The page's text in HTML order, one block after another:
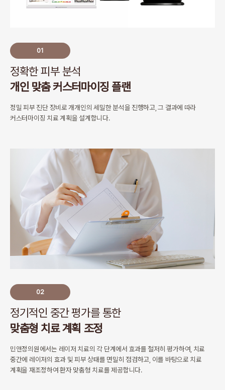
01
정확한 피부 분석
개인 맞춤 커스터마이징 플랜
정밀 피부 진단 장비로 개개인의 세밀한 분석을 진행하고,그 결과에 따라
커스터마이징 치료 계획을 설계합니다.
02
정기적인 중간 평가를 통한
맞춤형 치료 계획 조정
민앤정의원에서는 레이저 치료의 각 단계에서 효과를 철저히 평가하여, 치료
중간에 레이저의 효과 및 피부 상태를 면밀히 점검하고, 이를 바탕으로 치료
계획을 재조정하여 환자 맞춤형 치료를 제공합니다.